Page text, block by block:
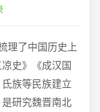
理了中国历史上
史》《成汉国
族等民族建立
研究魏晋南北